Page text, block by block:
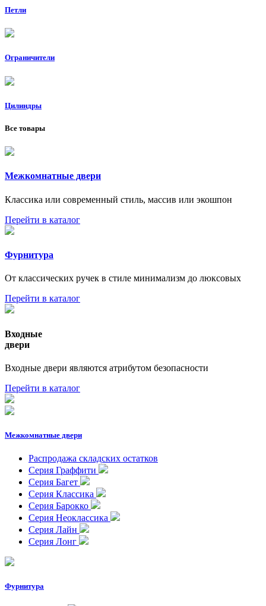
Петли
Ограничители
Цилиндры
Все товары
Межкомнатные двери
Классика или современный стиль, массив или экошпон
Перейти в каталог
Фурнитура
От классических ручек в стиле минимализм до люксовых
Перейти в каталог
Входные
двери
Входные двери являются атрибутом безопасности
Перейти в каталог
Межкомнатные двери
Распродажа складских остатков
Серия Граффити
Серия Багет
Серия Классика
Серия Барокко
Серия Неоклассика
Серия Лайн
Серия Лонг
Фурнитура